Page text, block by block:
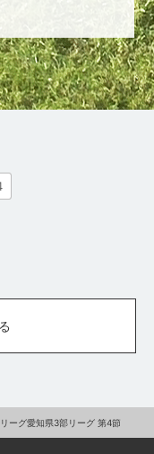
ーグ愛知県3部リーグ 第4節